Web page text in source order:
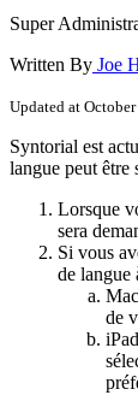
Super
Written By Joe
Updated at
Syntorial est
langue peut être
Lorsque
sera
Si vous
de langue
Mac
de
iPad
sé
préf